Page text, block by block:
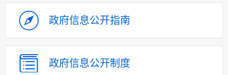
政府信息公开指南
政府信息公开制度